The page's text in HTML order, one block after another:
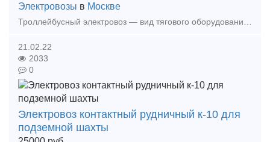
Электровозы в Москве
21.02.22
2033
0
Электровоз контактный рудничный к-10 для
подземной шахты